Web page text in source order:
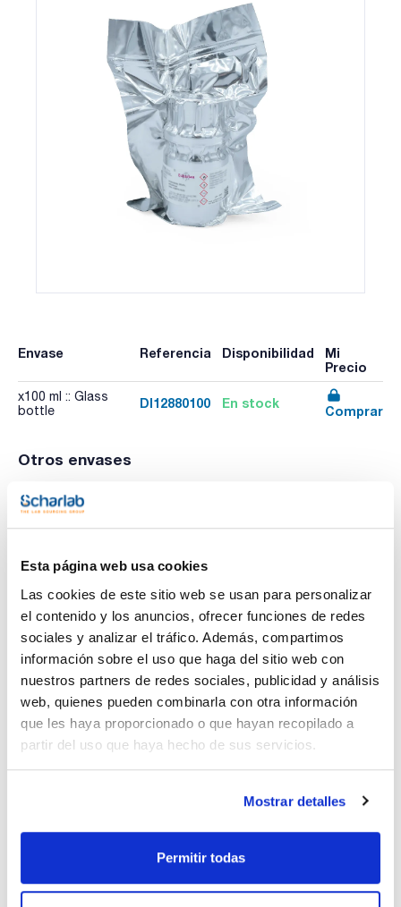
Esta página web usa cookies
Las cookies de este sitio web se usan para personalizar
el contenido y los anuncios, ofrecer funciones de redes
sociales y analizar el tráfico. Además, compartimos
información sobre el uso que haga del sitio web con
nuestros partners de redes sociales, publicidad y análisis
web, quienes pueden combinarla con otra información
que les haya proporcionado o que hayan recopilado a
partir del uso que haya hecho de sus servicios.
Mostrar detalles
Permitir todas
Envase Referencia Disponibilidad
Mi
Precio
x100 ml :: Glass
bottle
DI12880100 En stock
Comprar
Otros envases
x 500 ml :: Glass
bottle
Comprar
x 1 l :: Glass bottle DI12881000
Imprimir ficha de
- Sinónimos: Glicoletiléter, 1,4-Dietilendióxido, 1,4-
- M = 88,11 g/mol
- CAS [123-91-1]